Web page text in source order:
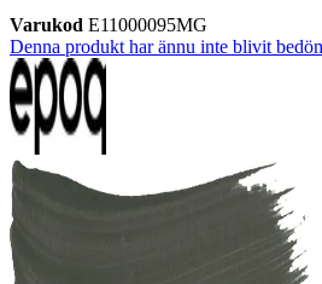
Varukod E11000095MG
Denna produkt har ännu inte blivit